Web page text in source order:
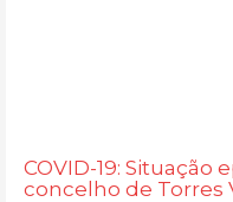
COVID-19: Situação
concelho de Torres